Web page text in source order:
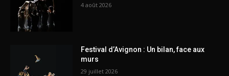
4 août 2026
Festival d’Avignon : Un bilan, face aux
murs
29 juillet 2026